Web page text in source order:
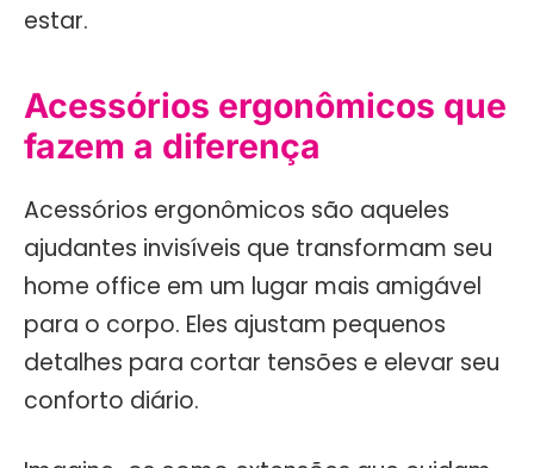
estar.
Acessórios ergonômicos que
fazem a diferença
Acessórios ergonômicos são aqueles
ajudantes invisíveis que transformam seu
home office em um lugar mais amigável
para o corpo. Eles ajustam pequenos
detalhes para cortar tensões e elevar seu
conforto diário.